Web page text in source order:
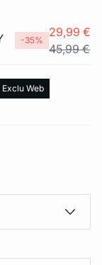
-35%
29,99 €
45,99 €
Exclu Web